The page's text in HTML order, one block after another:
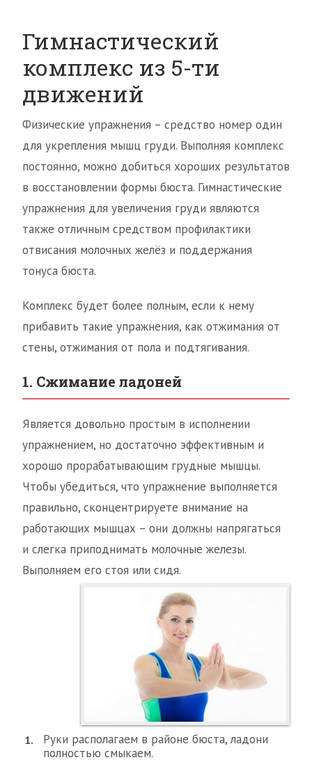
Гимнастический
комплекс из 5-ти
движений
Физические упражнения – средство номер один
для укрепления мышц груди. Выполняя комплекс
постоянно, можно добиться хороших результатов
в восстановлении формы бюста. Гимнастические
упражнения для увеличения груди являются
также отличным средством профилактики
отвисания молочных желёз и поддержания
тонуса бюста.
Комплекс будет более полным, если к нему
прибавить такие упражнения, как отжимания от
стены, отжимания от пола и подтягивания.
1. Сжимание ладоней
Является довольно простым в исполнении
упражнением, но достаточно эффективным и
хорошо прорабатывающим грудные мышцы.
Чтобы убедиться, что упражнение выполняется
правильно, сконцентрируете внимание на
работающих мышцах – они должны напрягаться
и слегка приподнимать молочные железы.
Выполняем его стоя или сидя.
Руки располагаем в районе бюста, ладони
полностью смыкаем.